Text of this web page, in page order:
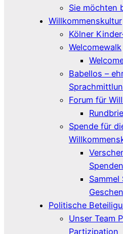
Sie möchten
Willkommenskultur
Kölner
Welcomewalk
Babellos –
Forum für
Spende für
Politische
Unser Team
Partizipation